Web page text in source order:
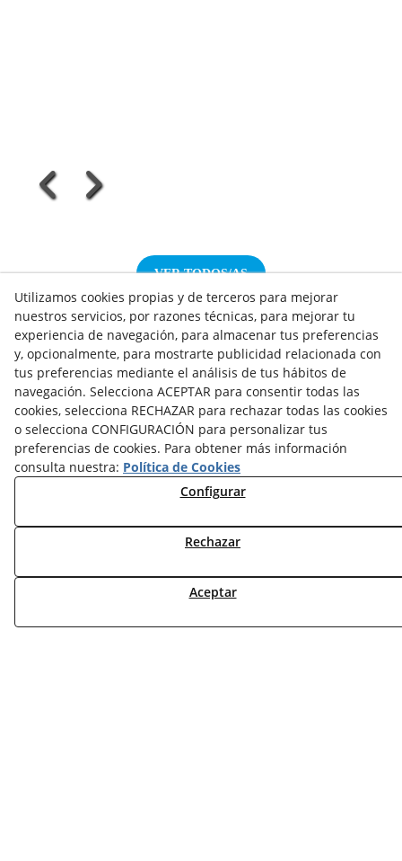
VER TODOS/AS
NOTICIAS AEROTERMIA
NOTICIAS FOTOVOLTAICA
NOTICIAS CLIMATIZACIÓN
NOTICIAS CALEFACCIÓN
NOTICIAS BIOMASA
NOTICIAS VENTILACIÓN
NOVEDADES
Utilizamos cookies propias y de terceros para mejorar
nuestros servicios, por razones técnicas, para mejorar tu
experiencia de navegación, para almacenar tus preferencias
y, opcionalmente, para mostrarte publicidad relacionada con
tus preferencias mediante el análisis de tus hábitos de
navegación. Selecciona ACEPTAR para consentir todas las
cookies, selecciona RECHAZAR para rechazar todas las cookies
o selecciona CONFIGURACIÓN para personalizar tus
preferencias de cookies. Para obtener más información
consulta nuestra: Política de Cookies
Configurar
Rechazar
Aceptar